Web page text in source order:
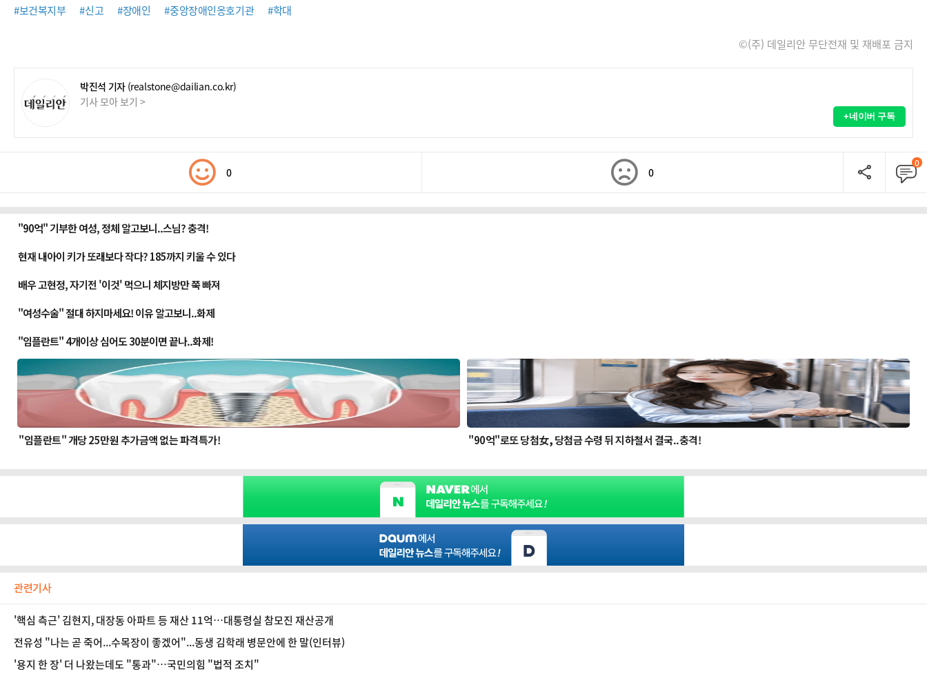
#보건복지부 #신고 #장애인 #중앙장애인옹호기관 #학대
©(주) 데일리안 무단전재 및 재배포 금지
박진석 기자 (realstone@dailian.co.kr)
기사 모아 보기 >
+네이버 구독
0 0
0
관련기사
'핵심 측근' 김현지, 대장동 아파트 등 재산 11억…대통령실 참모진 재산공개
전유성 "나는 곧 죽어...수목장이 좋겠어"...동생 김학래 병문안에 한 말(인터뷰)
'용지 한 장' 더 나왔는데도 "통과"…국민의힘 "법적 조치"